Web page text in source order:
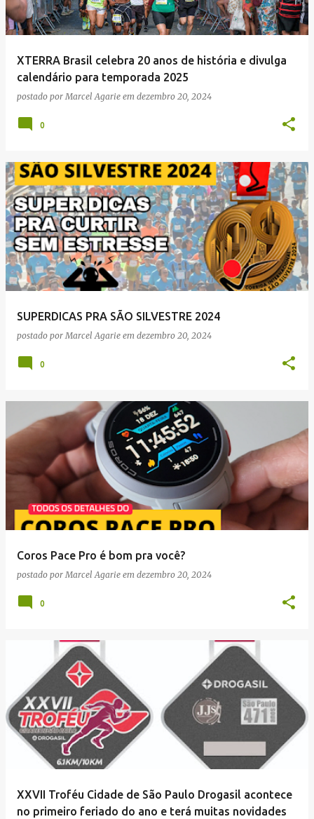
XTERRA Brasil celebra 20 anos de história e divulga
calendário para temporada 2025
postado porMarcel Agarie em dezembro 20, 2024
0
SUPERDICAS PRA SÃO SILVESTRE 2024
postado porMarcel Agarie em dezembro 20, 2024
0
Coros Pace Pro é bom pra você?
postado porMarcel Agarie em dezembro 20, 2024
0
XXVII Troféu Cidade de São Paulo Drogasil acontece
no primeiro feriado do ano e terá muitas novidades